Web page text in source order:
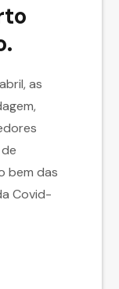
as
bem das
Covid-